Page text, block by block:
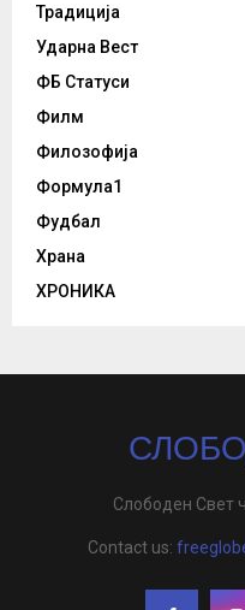
Традиција
Ударна Вест
ФБ Статуси
Филм
Филозофија
Формула1
Фудбал
Храна
ХРОНИКА
Слободен Свет
Contact us: